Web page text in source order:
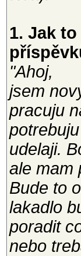
1. Jak
"Ahoj,
jsem
pracuju
udelaji.
ale mam
Bude to
lakadlo
poradit
nebo